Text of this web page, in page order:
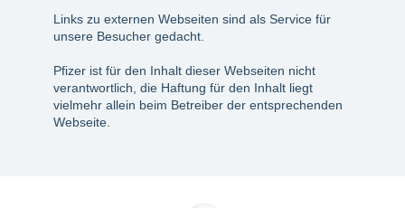
Links zu externen Webseiten sind als Service für
unsere Besucher gedacht.
Pfizer ist für den Inhalt dieser Webseiten nicht
verantwortlich, die Haftung für den Inhalt liegt
vielmehr allein beim Betreiber der entsprechenden
Webseite.